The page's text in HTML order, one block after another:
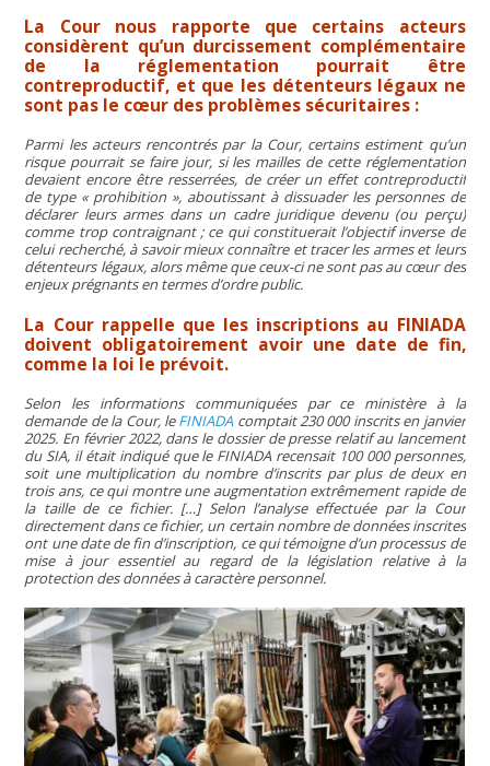
La Cour nous rapporte que certains acteurs
considèrent qu’un durcissement complémentaire
de la réglementation pourrait être
contreproductif, et que les détenteurs légaux ne
sont pas le cœur des problèmes sécuritaires :
Parmi les acteurs rencontrés par la Cour, certains estiment qu’un
risque pourrait se faire jour, si les mailles de cette réglementation
devaient encore être resserrées, de créer un effet contreproductif
de type « prohibition », aboutissant à dissuader les personnes de
déclarer leurs armes dans un cadre juridique devenu (ou perçu)
comme trop contraignant ; ce qui constituerait l’objectif inverse de
celui recherché, à savoir mieux connaître et tracer les armes et leurs
détenteurs légaux, alors même que ceux-ci ne sont pas au cœur des
enjeux prégnants en termes d’ordre public.
La Cour rappelle que les inscriptions au FINIADA
doivent obligatoirement avoir une date de fin,
comme la loi le prévoit.
Selon les informations communiquées par ce ministère à la
demande de la Cour, leFINIADAcomptait 230 000 inscrits en janvier
2025. En février 2022, dans le dossier de presse relatif au lancement
du SIA, il était indiqué que le FINIADA recensait 100 000 personnes,
soit une multiplication du nombre d’inscrits par plus de deux en
trois ans, ce qui montre une augmentation extrêmement rapide de
la taille de ce fichier. […] Selon l’analyse effectuée par la Cour
directement dans ce fichier, un certain nombre de données inscrites
ont une date de fin d’inscription, ce qui témoigne d’un processus de
mise à jour essentiel au regard de la législation relative à la
protection des données à caractère personnel.